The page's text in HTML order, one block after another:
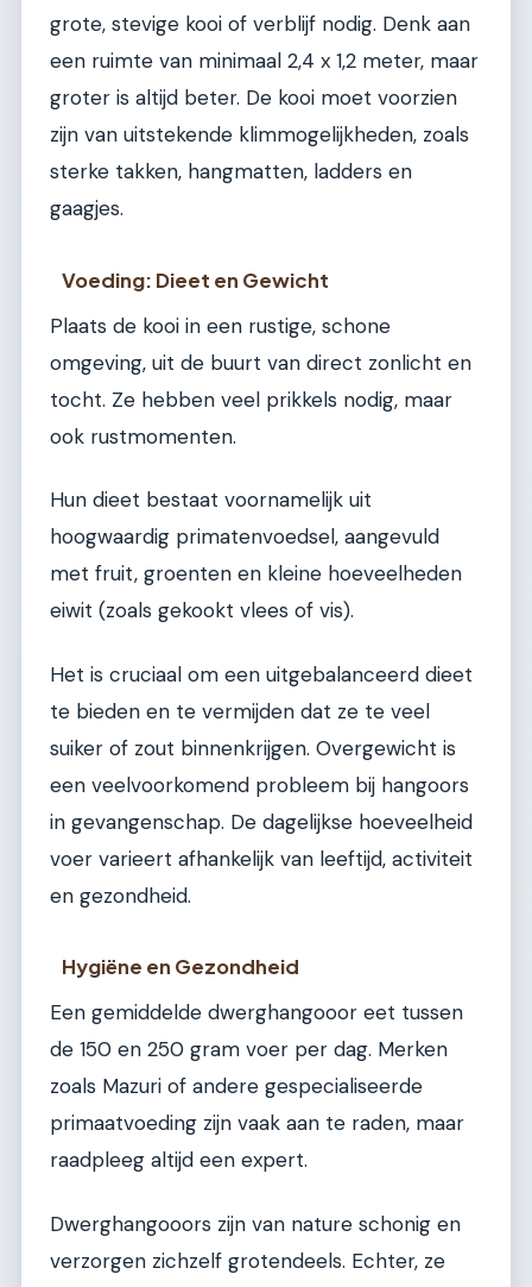
grote, stevige kooi of verblijf nodig. Denk aan
een ruimte van minimaal 2,4 x 1,2 meter, maar
groter is altijd beter. De kooi moet voorzien
zijn van uitstekende klimmogelijkheden, zoals
sterke takken, hangmatten, ladders en
gaagjes.
Voeding: Dieet en Gewicht
Plaats de kooi in een rustige, schone
omgeving, uit de buurt van direct zonlicht en
tocht. Ze hebben veel prikkels nodig, maar
ook rustmomenten.
Hun dieet bestaat voornamelijk uit
hoogwaardig primatenvoedsel, aangevuld
met fruit, groenten en kleine hoeveelheden
eiwit (zoals gekookt vlees of vis).
Het is cruciaal om een uitgebalanceerd dieet
te bieden en te vermijden dat ze te veel
suiker of zout binnenkrijgen. Overgewicht is
een veelvoorkomend probleem bij hangoors
in gevangenschap. De dagelijkse hoeveelheid
voer varieert afhankelijk van leeftijd, activiteit
en gezondheid.
Hygiëne en Gezondheid
Een gemiddelde dwerghangooor eet tussen
de 150 en 250 gram voer per dag. Merken
zoals Mazuri of andere gespecialiseerde
primaatvoeding zijn vaak aan te raden, maar
raadpleeg altijd een expert.
Dwerghangooors zijn van nature schonig en
verzorgen zichzelf grotendeels. Echter, ze